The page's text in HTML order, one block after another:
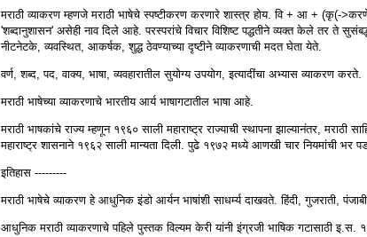
मराठी व्याकरण म्हणजे मराठी भाषेचे स्पष्टीकरण करणारे शास्त्र होय. वि + आ + (कृ(-
'शब्दानुशासन' असेही नाव दिले आहे. परस्परांचे विचार विशिष्ट पद्धतीने व्यक्त केले तर ते
नीटनेटके, व्यवस्थित, आकर्षक, शुद्ध ठेवण्याच्या दृष्टीने व्याकरणाची मदत घेता येते.
वर्ण, शब्द, पद, वाक्य, भाषा, व्यवहारातील सुयोग्य उपयोग, इत्यादींचा अभ्यास व्याकरण करते.
मराठी भाषेच्या व्याकरणाचे भारतीय आर्य भाषागटातील भाषा आहे.
मराठी भाषकांचे राज्य म्हणून १९६० साली महाराष्ट्र राज्याची स्थापना झाल्यानंतर, मराठी
महाराष्ट्र शासनाने १९६२ साली मान्यता दिली. पुढे १९७२ मध्ये आणखी चार नियमांची भर
इतिहास ---------
मराठी भाषेचे व्याकरण हे आधुनिक इंडो आर्यन भाषांशी साधर्म्य दाखवते. हिंदी, गुजराती,
आधुनिक मराठी व्याकरणाचे पहिले पुस्तक विल्यम केरी यांनी इंग्रजी भाषिक गटासाठी